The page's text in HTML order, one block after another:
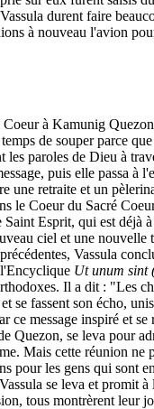
durent faire
à nouveau l'avion
à Kamunig
de souper parce
paroles de Dieu à
puis elle passa à
retraite et un
le Coeur du Sacré
Esprit, qui est
ciel et une
Vassula
Ut unum sint
Il a dit : "Les
se fassent son écho,
message inspiré et
se leva pour
Mais cette réunion
pour les gens qui
se leva et
tous montrèrent leur